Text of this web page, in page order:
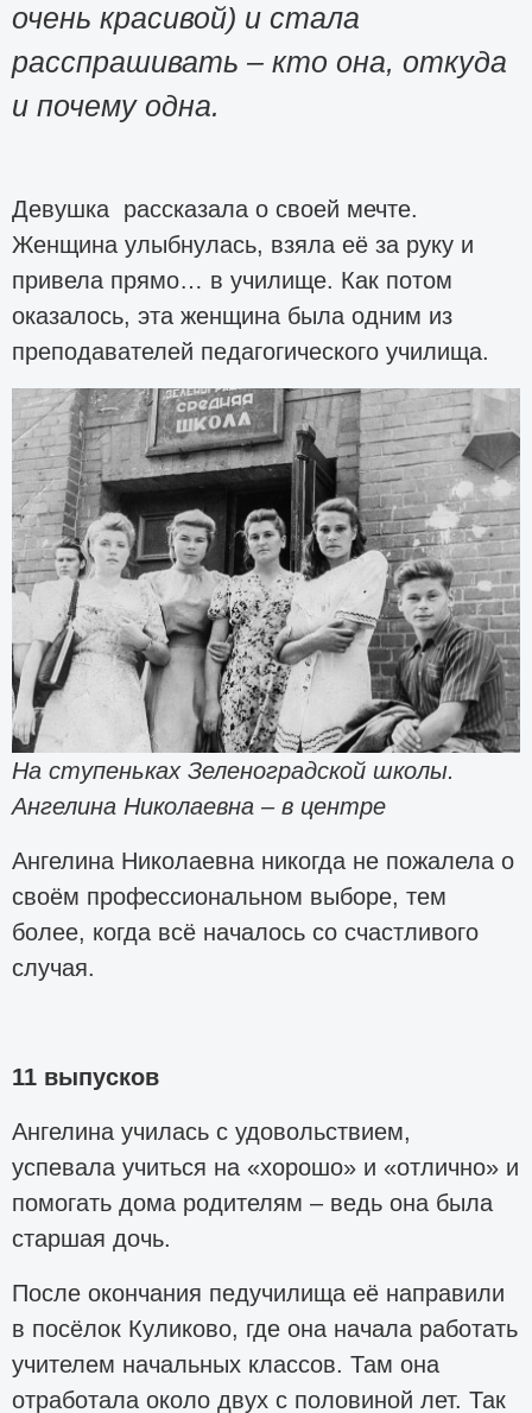
очень красивой) и стала
расспрашивать – кто она, откуда
и почему одна.
Девушка рассказала о своей мечте.
Женщина улыбнулась, взяла её за руку и
привела прямо… в училище. Как потом
оказалось, эта женщина была одним из
преподавателей педагогического училища.
На ступеньках Зеленоградской школы.
Ангелина Николаевна – в центре
Ангелина Николаевна никогда не пожалела о
своём профессиональном выборе, тем
более, когда всё началось со счастливого
случая.
11 выпусков
Ангелина училась с удовольствием,
успевала учиться на «хорошо» и «отлично» и
помогать дома родителям – ведь она была
старшая дочь.
После окончания педучилища её направили
в посёлок Куликово, где она начала работать
учителем начальных классов. Там она
отработала около двух с половиной лет. Так